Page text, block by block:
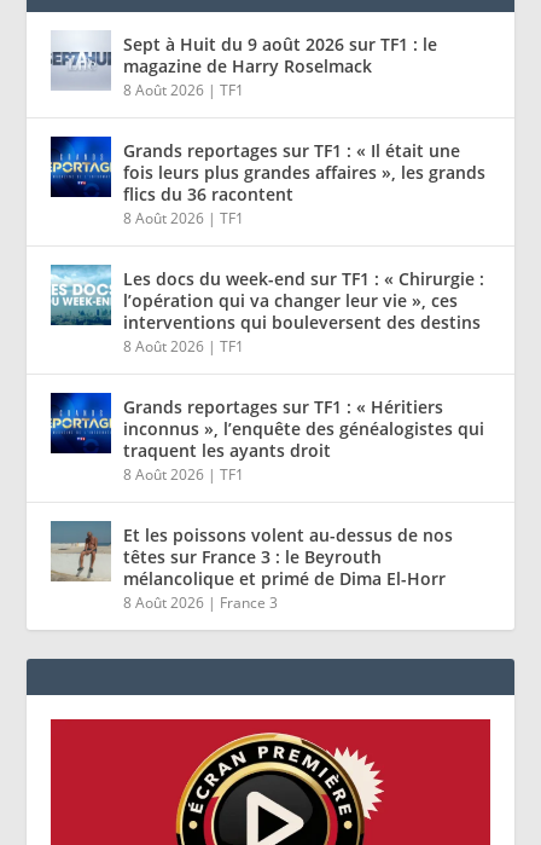
Sept à Huit du 9 août 2026 sur TF1 : le
magazine de Harry Roselmack
8 Août 2026 |TF1
Grands reportages sur TF1 : « Il était une
fois leurs plus grandes affaires », les grands
flics du 36 racontent
8 Août 2026 |TF1
Les docs du week-end sur TF1 : « Chirurgie :
l’opération qui va changer leur vie », ces
interventions qui bouleversent des destins
8 Août 2026 |TF1
Grands reportages sur TF1 : « Héritiers
inconnus », l’enquête des généalogistes qui
traquent les ayants droit
8 Août 2026 |TF1
Et les poissons volent au-dessus de nos
têtes sur France 3 : le Beyrouth
mélancolique et primé de Dima El-Horr
8 Août 2026 | France 3